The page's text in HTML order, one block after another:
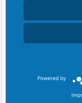
Powered by